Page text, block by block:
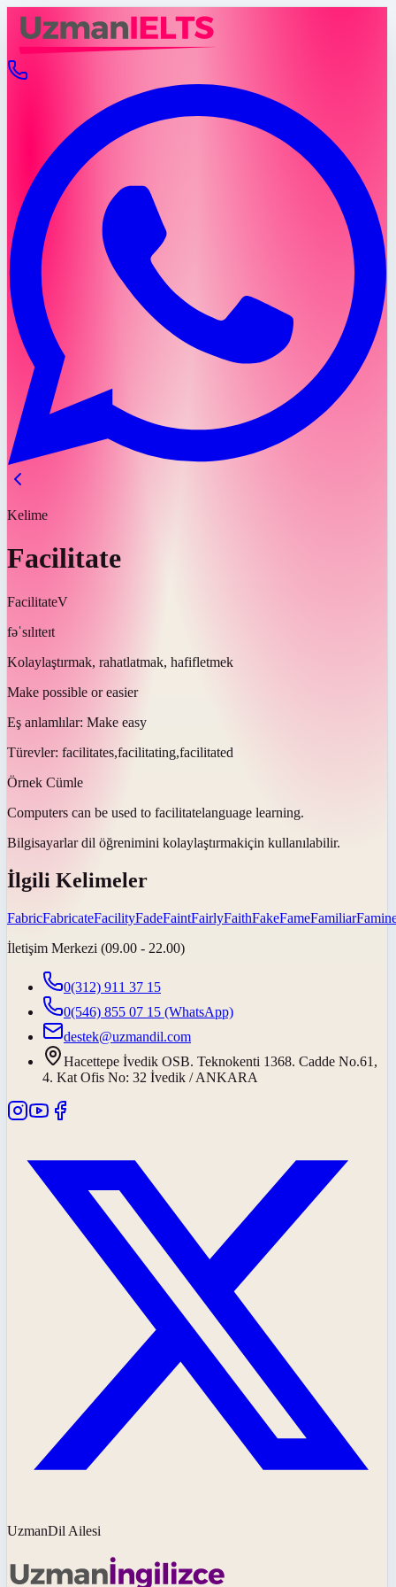
Kelime
Facilitate
FacilitateV
fəˈsɪlɪteɪt
Kolaylaştırmak, rahatlatmak, hafifletmek
Make possible or easier
Eş anlamlılar: Make easy
Türevler: facilitates,facilitating,facilitated
Örnek Cümle
Computers can be used to facilitatelanguage learning.
Bilgisayarlar dil öğrenimini kolaylaştırmakiçin kullanılabilir.
İlgili Kelimeler
FabricFabricateFacilityFadeFaintFairlyFaithFakeFameFamiliar
İletişim Merkezi (09.00 - 22.00)
0(312) 911 37 15
0(546) 855 07 15 (WhatsApp)
destek@uzmandil.com
Hacettepe İvedik OSB. Teknokenti 1368. Cadde No.61,
4. Kat Ofis No: 32 İvedik / ANKARA
UzmanDil Ailesi